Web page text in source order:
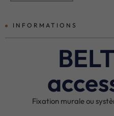
INFORMATIONS
Fixation murale ou